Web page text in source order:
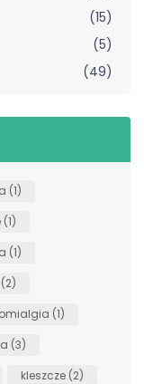
(15)
(5)
(49)
(1)
(1)
(1)
(2)
(1)
(3)
kleszcze (2)